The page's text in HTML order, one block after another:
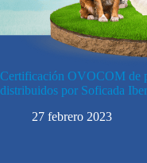
Certificación OVOCOM de
distribuidos por Soficada
27 febrero 2023